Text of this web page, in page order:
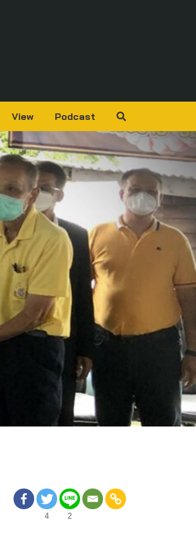
View Podcast
4
2